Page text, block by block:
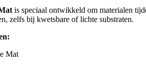
is speciaal ontwikkeld om materialen
zelfs bij kwetsbare of lichte substraten.
Mat